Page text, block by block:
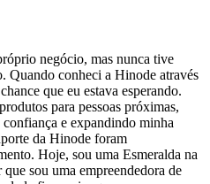
negócio, mas nunca tive
Quando conheci a Hinode através
que eu estava esperando.
para pessoas próximas,
e expandindo minha
da Hinode foram
Hoje, sou uma Esmeralda na
sou uma empreendedora de